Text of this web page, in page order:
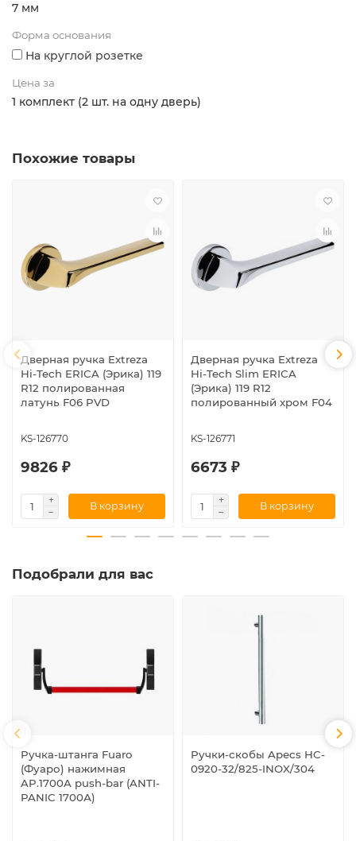
7 мм
Форма основания
На круглой розетке
Цена за
1 комплект (2 шт. на одну дверь)
Похожие товары
Дверная ручка Extreza
Hi-Tech ERICA (Эрика) 119
R12 полированная
латунь F06 PVD
KS-126770
9826 ₽
В корзину
Дверная ручка Extreza
Hi-Tech Slim ERICA
(Эрика) 119 R12
полированный хром F04
KS-126771
6673 ₽
В корзину
Подобрали для вас
Ручка-штанга Fuaro
(Фуаро) нажимная
AP.1700A push-bar (ANTI-
PANIC 1700А)
Ручки-скобы Apecs HC-
0920-32/825-INOX/304